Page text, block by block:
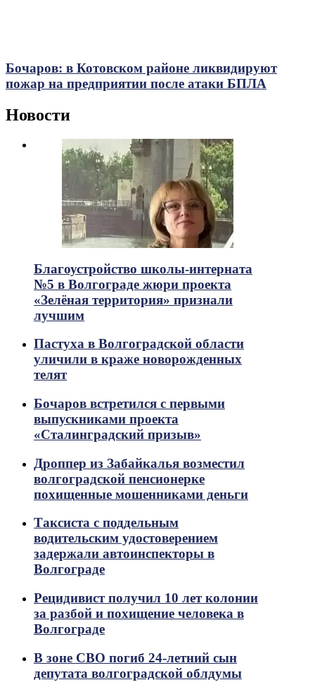
Бочаров: в Котовском районе ликвидируют
пожар на предприятии после атаки БПЛА
Новости
Благоустройство школы-интерната
№5 в Волгограде жюри проекта
«Зелёная территория» признали
лучшим
Пастуха в Волгоградской области
уличили в краже новорожденных
телят
Бочаров встретился с первыми
выпускниками проекта
«Сталинградский призыв»
Дроппер из Забайкалья возместил
волгоградской пенсионерке
похищенные мошенниками деньги
Таксиста с поддельным
водительским удостоверением
задержали автоинспекторы в
Волгограде
Рецидивист получил 10 лет колонии
за разбой и похищение человека в
Волгограде
В зоне СВО погиб 24-летний сын
депутата волгоградской облдумы